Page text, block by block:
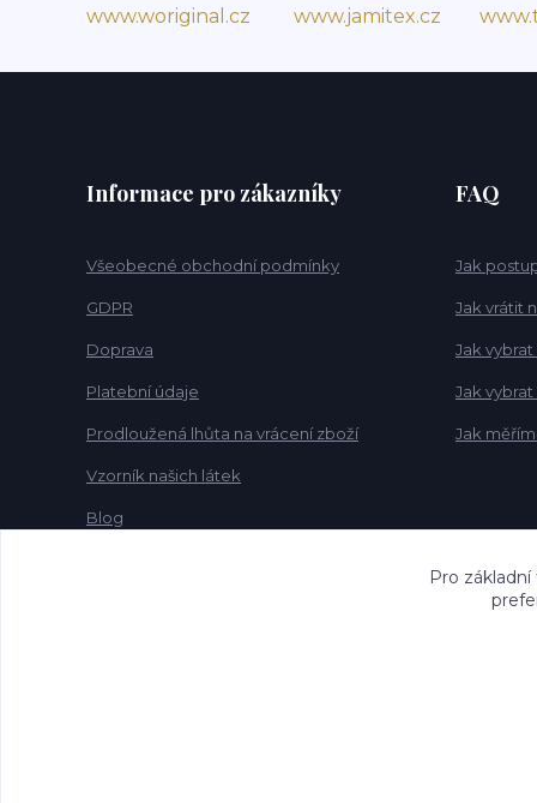
www.woriginal.cz www.jamitex.cz
Informace pro zákazníky
Všeobecné obchodní podmínky
GDPR
Doprava
Platební údaje
Prodloužená lhůta na vrácení zboží
Vzorník našich látek
Blog
FAQ
Jak
Jak vrátit
Jak
Jak
Jak
Pro